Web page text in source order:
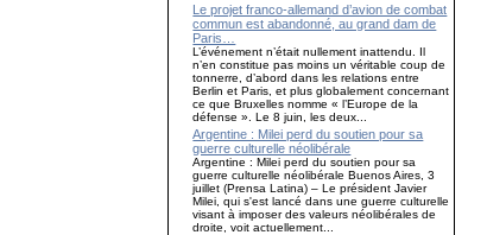
Le projet franco-allemand d’avion de combat
commun est abandonné, au grand dam de
Paris…
L’événement n’était nullement inattendu. Il
n’en constitue pas moins un véritable coup de
tonnerre, d’abord dans les relations entre
Berlin et Paris, et plus globalement concernant
ce que Bruxelles nomme « l’Europe de la
défense ». Le 8 juin, les deux...
Argentine : Milei perd du soutien pour sa
guerre culturelle néolibérale
Argentine : Milei perd du soutien pour sa
guerre culturelle néolibérale Buenos Aires, 3
juillet (Prensa Latina) – Le président Javier
Milei, qui s'est lancé dans une guerre culturelle
visant à imposer des valeurs néolibérales de
droite, voit actuellement...